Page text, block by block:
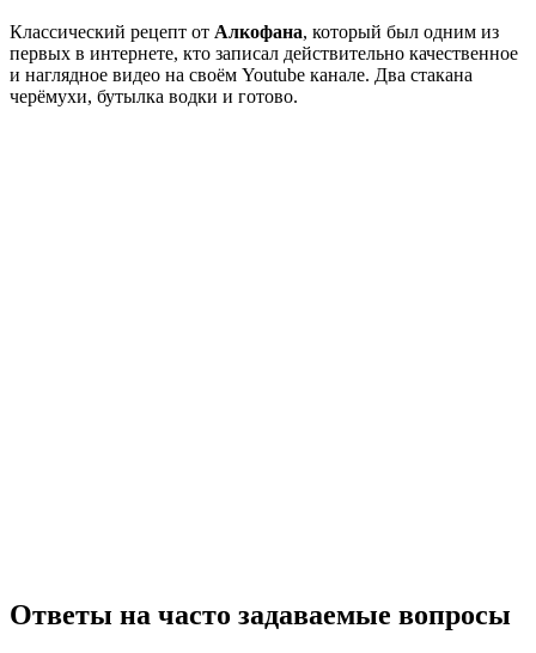
Классический рецепт от Алкофана, который был одним из
первых в интернете, кто записал действительно качественное
и наглядное видео на своём Youtube канале. Два стакана
черёмухи, бутылка водки и готово.
Ответы на часто задаваемые вопросы